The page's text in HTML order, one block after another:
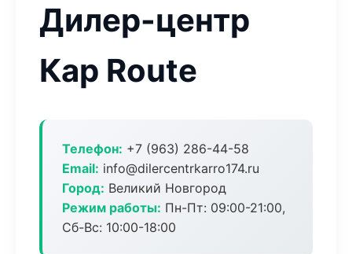
Дилер-центр
Кар Route
Телефон: +7 (963) 286-44-58
Email: info@dilercentrkarro174.ru
Город: Великий Новгород
Режим работы: Пн-Пт: 09:00-21:00,
Сб-Вс: 10:00-18:00